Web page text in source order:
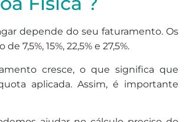
depende do seu faturamento. Os
7,5%, 15%, 22,5% e 27,5%.
cresce, o que significa que
aplicada. Assim, é importante